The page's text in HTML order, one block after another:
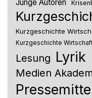
Junge Autoren
Kurzgeschichte
Kurzgeschichte
Lesung Lyrik
Medien